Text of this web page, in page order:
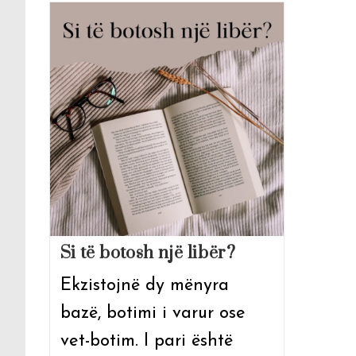
Si të botosh një libër?
Ekzistojnë dy mënyra
bazë, botimi i varur ose
vet-botim. I pari është